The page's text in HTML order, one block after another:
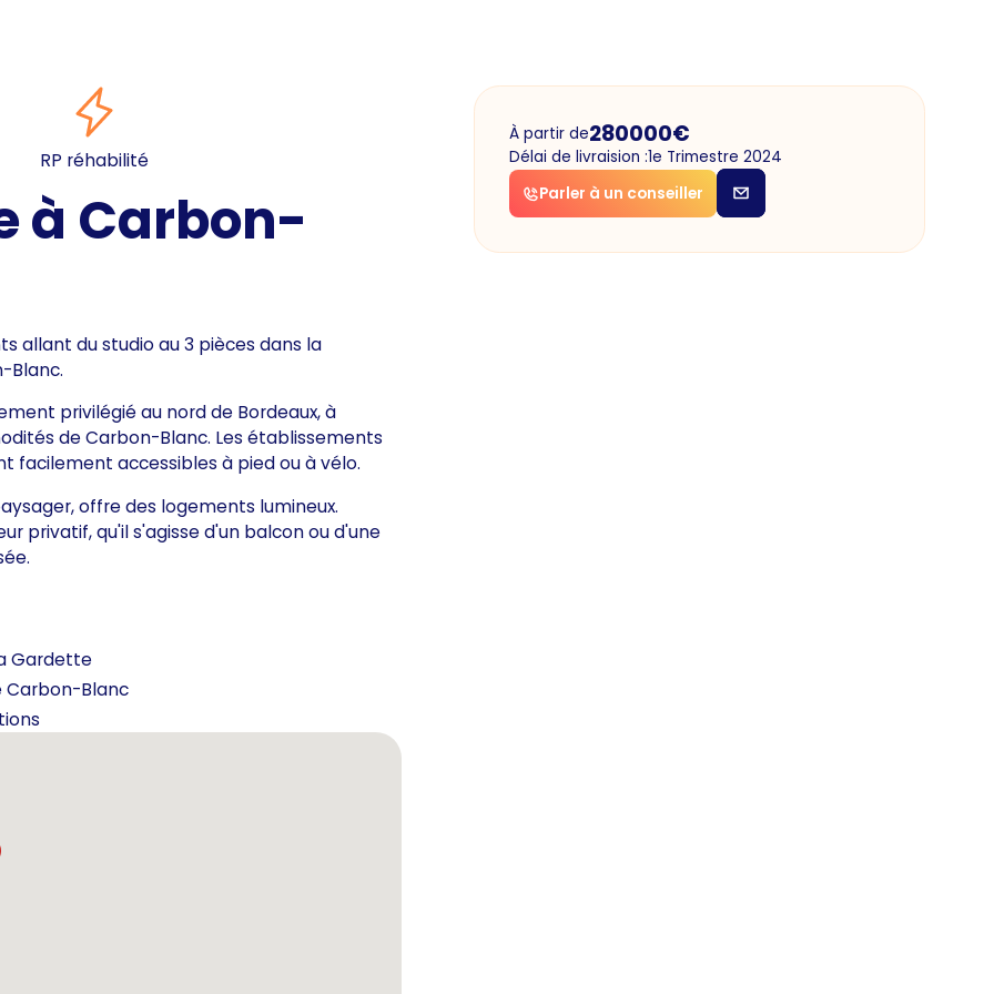
RP réhabilité
à Carbon-
allant du studio au 3 pièces dans la
Blanc.
privilégié au nord de Bordeaux, à
de Carbon-Blanc. Les établissements
facilement accessibles à pied ou à vélo.
offre des logements lumineux.
privatif, qu'il s'agisse d'un balcon ou d'une
Gardette
Carbon-Blanc
À partir de280000€
Délai de livraision :1e Trimestre 2024
Parler à un conseiller